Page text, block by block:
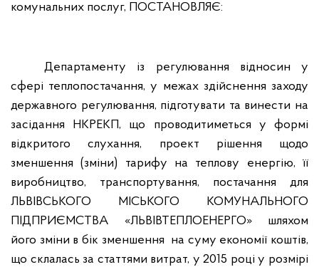
комунальних послуг, ПОСТАНОВЛЯЄ:
Департаменту із регулювання відносин у
сфері теплопостачання, у межах здійснення заходу
державного регулювання, підготувати та винести на
засідання НКРЕКП, що проводитиметься у формі
відкритого слухання, проект рішення щодо
зменшення (зміни) тарифу на теплову енергію, її
виробництво, транспортування, постачання для
ЛЬВІВСЬКОГО МІСЬКОГО КОМУНАЛЬНОГО
ПІДПРИЄМСТВА «ЛЬВІВТЕПЛОЕНЕРГО» шляхом
його зміни в бік зменшення на суму економії коштів,
що склалась за статтями витрат, у 2015 році у розмірі